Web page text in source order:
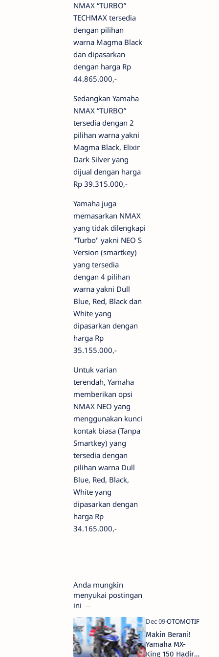
NMAX “TURBO”
TECHMAX tersedia
dengan pilihan
warna Magma Black
dan dipasarkan
dengan harga Rp
44.865.000,-
Sedangkan Yamaha
NMAX “TURBO”
tersedia dengan 2
pilihan warna yakni
Magma Black, Elixir
Dark Silver yang
dijual dengan harga
Rp 39.315.000,-
Yamaha juga
memasarkan NMAX
yang tidak dilengkapi
"Turbo" yakni NEO S
Version (smartkey)
yang tersedia
dengan 4 pilihan
warna yakni Dull
Blue, Red, Black dan
White yang
dipasarkan dengan
harga Rp
35.155.000,-
Untuk varian
terendah, Yamaha
memberikan opsi
NMAX NEO yang
menggunakan kunci
kontak biasa (Tanpa
Smartkey) yang
tersedia dengan
pilihan warna Dull
Blue, Red, Black,
White yang
dipasarkan dengan
harga Rp
34.165.000,-
Anda mungkin
menyukai postingan
ini
Makin Berani!
Yamaha MX-
King 150 Hadir